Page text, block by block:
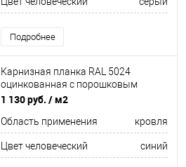
Подробнее
Карнизная планка RAL 5024
оцинкованная c порошковым
покрытием 0,45мм
1 130 руб. / м2
Область применения кровля
Цвет человеческий синий